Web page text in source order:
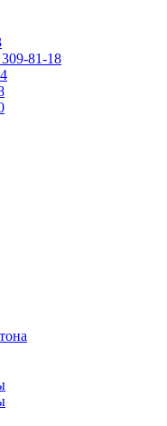
81-18